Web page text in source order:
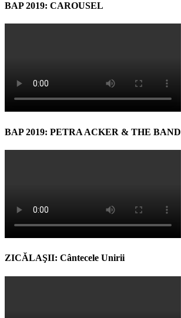
BAP 2019: CAROUSEL
BAP 2019: PETRA ACKER & THE BAND
ZICĂLAŞII: Cântecele Unirii